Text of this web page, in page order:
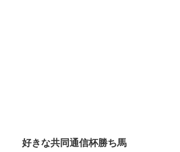
好きな共同通信杯勝ち馬